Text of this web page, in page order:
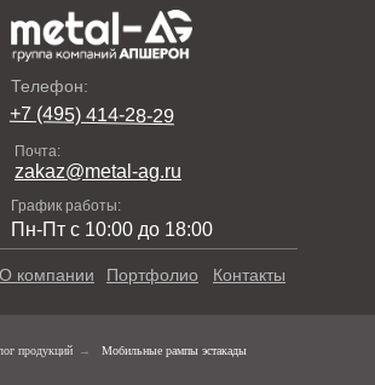
Телефон:
+7 (495) 414-28-29
Почта:
zakaz@metal-ag.ru
График работы:
Пн-Пт с 10:00 до 18:00
Контакты
Портфолио
О компании
продукций → Мобильные рампы эстакады